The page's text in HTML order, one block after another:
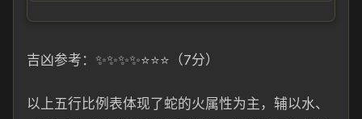
吉凶参考：✨✨✨✨⭐⭐⭐（7分）
以上五行比例表体现了蛇的火属性为主，辅以水、